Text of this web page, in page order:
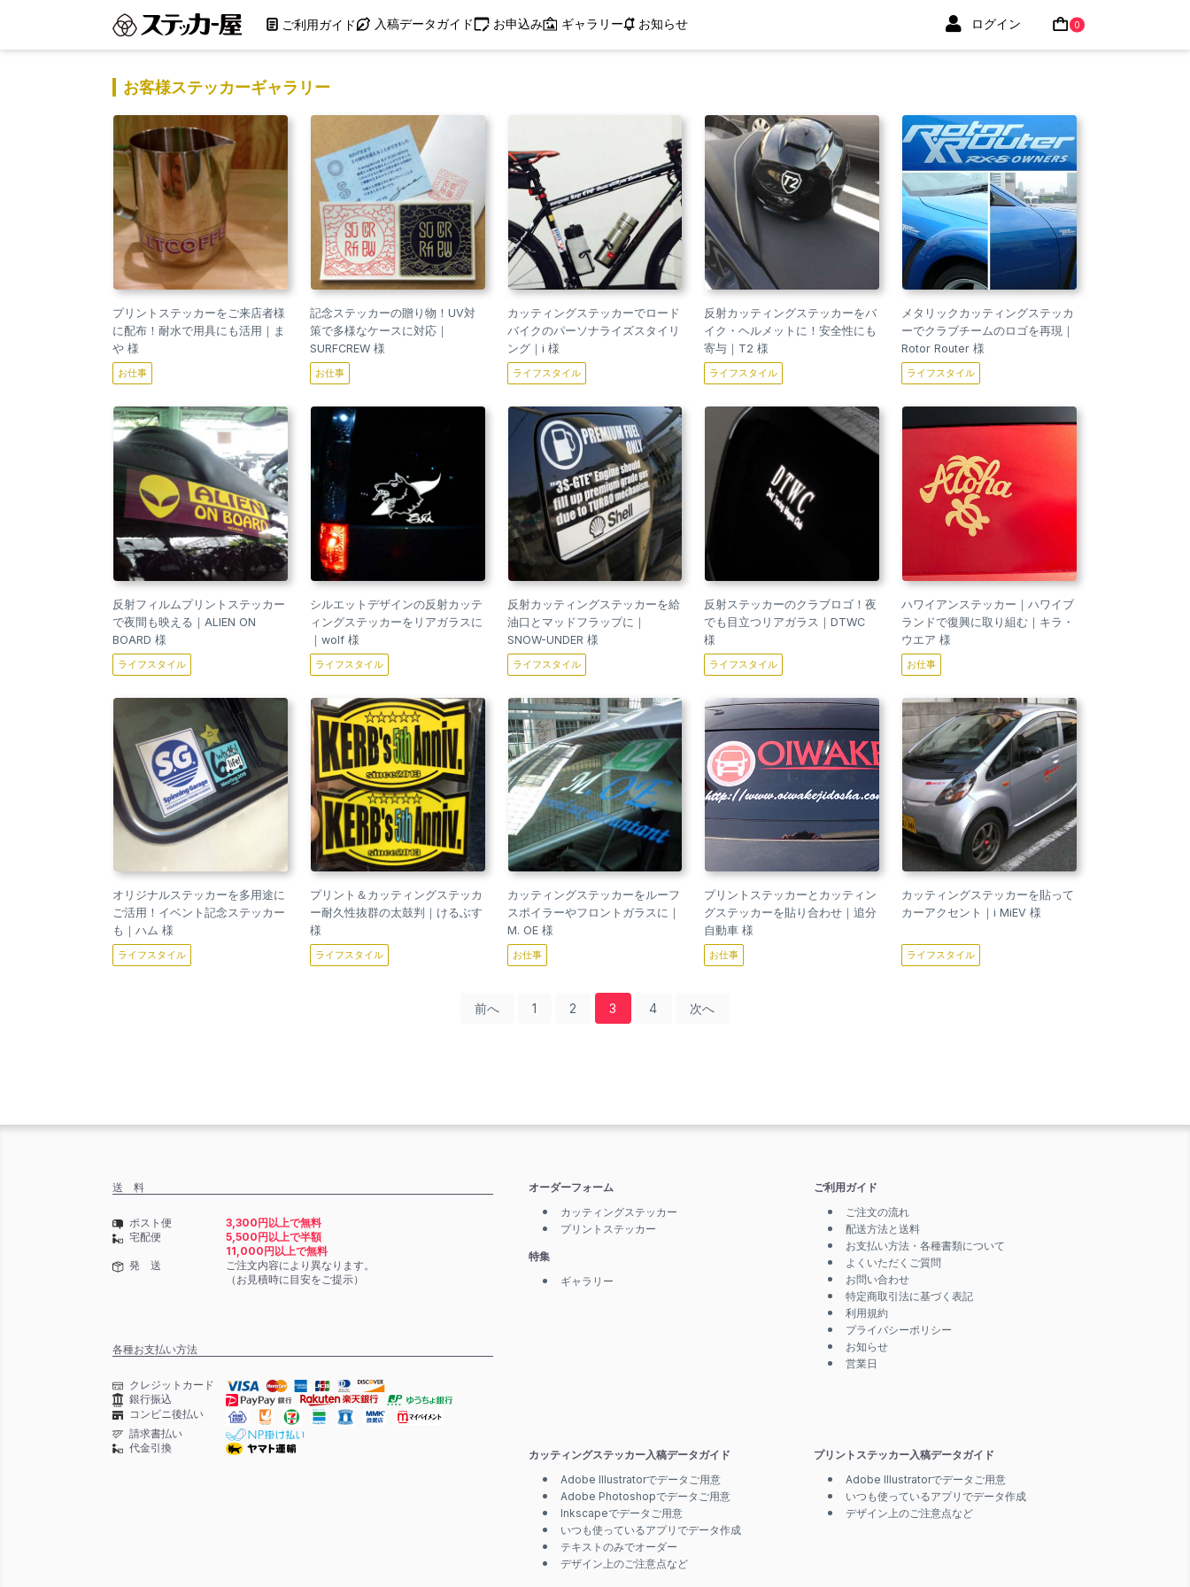
ご利用ガイド 入稿データガイド お申込み ギャラリー お知らせ ログイン 0
お客様ステッカーギャラリー
プリントステッカーをご来店者様
に配布！耐水で用具にも活用｜ま
や 様
お仕事
記念ステッカーの贈り物！UV対
策で多様なケースに対応｜
SURFCREW 様
お仕事
カッティングステッカーでロード
バイクのパーソナライズスタイリ
ング｜i 様
ライフスタイル
反射カッティングステッカーをバ
イク・ヘルメットに！安全性にも
寄与｜T2 様
ライフスタイル
メタリックカッティングステッカ
ーでクラブチームのロゴを再現｜
Rotor Router 様
ライフスタイル
反射フィルムプリントステッカー
で夜間も映える｜ALIEN ON
BOARD 様
ライフスタイル
シルエットデザインの反射カッテ
ィングステッカーをリアガラスに
｜wolf 様
ライフスタイル
反射カッティングステッカーを給
油口とマッドフラップに｜
SNOW-UNDER 様
ライフスタイル
反射ステッカーのクラブロゴ！夜
でも目立つリアガラス｜DTWC
様
ライフスタイル
ハワイアンステッカー｜ハワイブ
ランドで復興に取り組む｜キラ・
ウエア 様
お仕事
オリジナルステッカーを多用途に
ご活用！イベント記念ステッカー
も｜ハム 様
ライフスタイル
プリント＆カッティングステッカ
ー耐久性抜群の太鼓判｜けるぶす
様
ライフスタイル
カッティングステッカーをルーフ
スポイラーやフロントガラスに｜
M. OE 様
お仕事
プリントステッカーとカッティン
グステッカーを貼り合わせ｜追分
自動車 様
お仕事
カッティングステッカーを貼って
カーアクセント｜i MiEV 様
ライフスタイル
前へ 1 2 3 4 次へ
送 料
ポスト便
3,300円以上で無料
宅配便
5,500円以上で半額
11,000円以上で無料
発 送
ご注文内容により異なります。
（お見積時に目安をご提示）
各種お支払い方法
クレジットカード
銀行振込
コンビニ後払い
請求書払い
代金引換
オーダーフォーム
カッティングステッカー
プリントステッカー
特集
ギャラリー
ご利用ガイド
ご注文の流れ
配送方法と送料
お支払い方法・各種書類について
よくいただくご質問
お問い合わせ
特定商取引法に基づく表記
利用規約
プライバシーポリシー
お知らせ
営業日
カッティングステッカー入稿データガイド
Adobe Illustratorでデータご用意
Adobe Photoshopでデータご用意
Inkscapeでデータご用意
いつも使っているアプリでデータ作成
テキストのみでオーダー
デザイン上のご注意点など
プリントステッカー入稿データガイド
Adobe Illustratorでデータご用意
いつも使っているアプリでデータ作成
デザイン上のご注意点など